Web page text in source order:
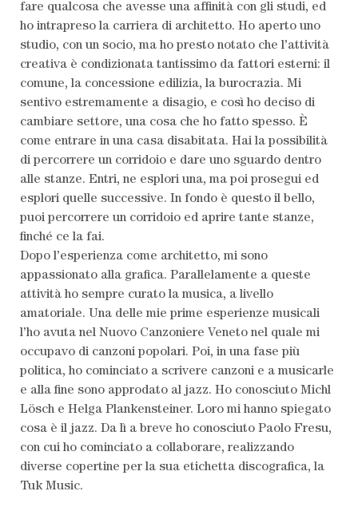
fare qualcosa che avesse una affinità con gli studi, ed
ho intrapreso la carriera di architetto. Ho aperto uno
studio, con un socio, ma ho presto notato che l’attività
creativa è condizionata tantissimo da fattori esterni: il
comune, la concessione edilizia, la burocrazia. Mi
sentivo estremamente a disagio, e così ho deciso di
cambiare settore, una cosa che ho fatto spesso. È
come entrare in una casa disabitata. Hai la possibilità
di percorrere un corridoio e dare uno sguardo dentro
alle stanze. Entri, ne esplori una, ma poi prosegui ed
esplori quelle successive. In fondo è questo il bello,
puoi percorrere un corridoio ed aprire tante stanze,
finché ce la fai.
Dopo l’esperienza come architetto, mi sono
appassionato alla grafica. Parallelamente a queste
attività ho sempre curato la musica, a livello
amatoriale. Una delle mie prime esperienze musicali
l’ho avuta nel Nuovo Canzoniere Veneto nel quale mi
occupavo di canzoni popolari. Poi, in una fase più
politica, ho cominciato a scrivere canzoni e a musicarle
e alla fine sono approdato al jazz. Ho conosciuto Michl
Lösch e Helga Plankensteiner. Loro mi hanno spiegato
cosa è il jazz. Da lì a breve ho conosciuto Paolo Fresu,
con cui ho cominciato a collaborare, realizzando
diverse copertine per la sua etichetta discografica, la
Tuk Music.